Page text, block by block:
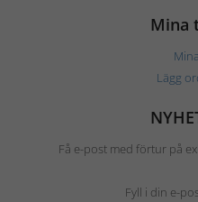
Mina
Lägg
Få e-post med förtur på
Fyll i din e-